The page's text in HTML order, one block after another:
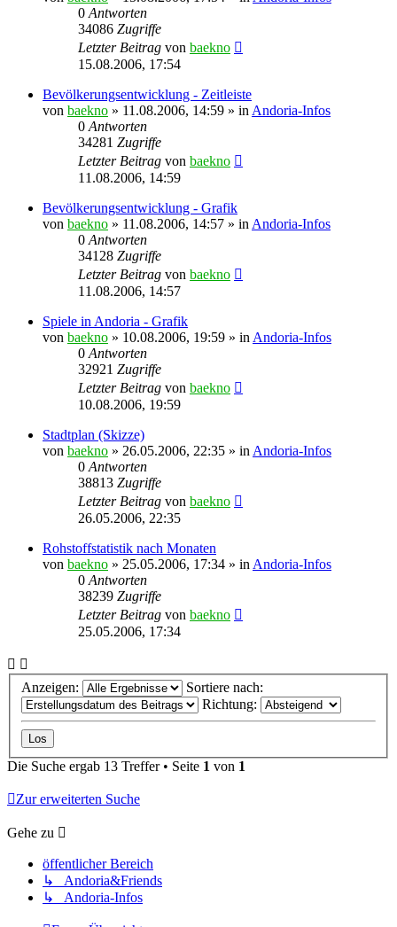
0 Antworten
34086 Zugriffe
Letzter Beitrag von baekno
15.08.2006, 17:54
Bevölkerungsentwicklung - Zeitleiste
von baekno » 11.08.2006, 14:59 » in Andoria-Infos
0 Antworten
34281 Zugriffe
Letzter Beitrag von baekno
11.08.2006, 14:59
Bevölkerungsentwicklung - Grafik
von baekno » 11.08.2006, 14:57 » in Andoria-Infos
0 Antworten
34128 Zugriffe
Letzter Beitrag von baekno
11.08.2006, 14:57
Spiele in Andoria - Grafik
von baekno » 10.08.2006, 19:59 » in Andoria-Infos
0 Antworten
32921 Zugriffe
Letzter Beitrag von baekno
10.08.2006, 19:59
Stadtplan (Skizze)
von baekno » 26.05.2006, 22:35 » in Andoria-Infos
0 Antworten
38813 Zugriffe
Letzter Beitrag von baekno
26.05.2006, 22:35
Rohstoffstatistik nach Monaten
von baekno » 25.05.2006, 17:34 » in Andoria-Infos
0 Antworten
38239 Zugriffe
Letzter Beitrag von baekno
25.05.2006, 17:34
Anzeigen:
Sortiere nach:
Richtung:
Die Suche ergab 13 Treffer • Seite 1 von 1
Zur erweiterten Suche
Gehe zu
öffentlicher Bereich
↳ Andoria&Friends
↳ Andoria-Infos